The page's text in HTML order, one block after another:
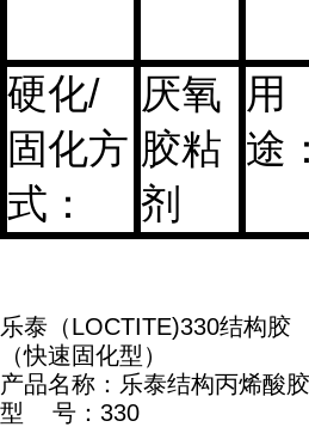
硬化/
固化方
式：
厌氧
胶粘
剂
用
途：
乐泰（LOCTITE)330结构胶
（快速固化型）
产品名称：乐泰结构
型 号：330